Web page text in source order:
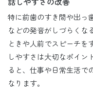
特に前歯のすき間や出っ
などの発音がしづらくな
ときや人前でスピーチを
しやすさは大切なポイン
ると、仕事や日常生活で
なります。